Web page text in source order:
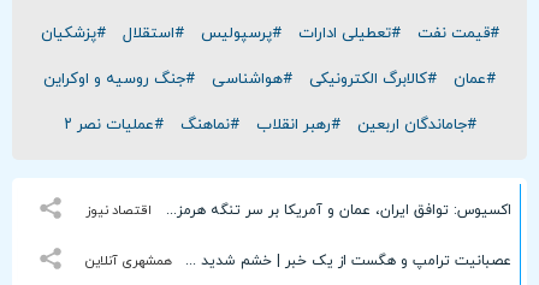
#قیمت نفت #تعطیلی ادارات #پرسپولیس #استقلال #پزشکیان
#عمان #کالابرگ الکترونیکی #هواشناسی #جنگ روسیه و اوکراین
#جاماندگان اربعین #رهبر انقلاب #نماهنگ #عملیات نصر ۲
اقتصاد نیوز اکسیوس: توافق ایران، عمان و آمریکا بر سر تنگه هرمز | توافق نیاز به تایید رهبری دارد | ویتکاف با عراقچی در تماس بود | از خط میانی تنگه برای ورود و خروج کشتی‌ها استفاده خواهد شد
همشهری آنلاین عصبانیت ترامپ و هگست از یک خبر | خشم شدید وزیر جنگ آمریکا